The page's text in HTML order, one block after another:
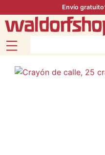
Envío